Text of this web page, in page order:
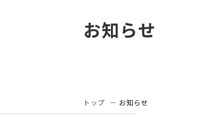
お知らせ
トップ お知らせ